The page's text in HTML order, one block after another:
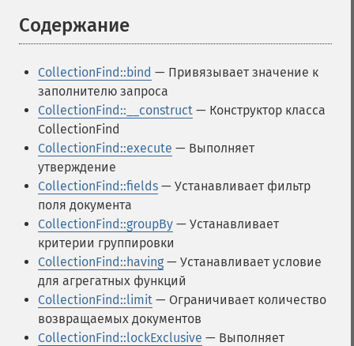
Содержание
CollectionFind::bind — Привязывает значение к
заполнителю запроса
CollectionFind::__construct — Конструктор класса
CollectionFind
CollectionFind::execute — Выполняет
утверждение
CollectionFind::fields — Устанавливает фильтр
поля документа
CollectionFind::groupBy — Устанавливает
критерии группировки
CollectionFind::having — Устанавливает условие
для агрегатных функций
CollectionFind::limit — Ограничивает количество
возвращаемых документов
CollectionFind::lockExclusive — Выполняет